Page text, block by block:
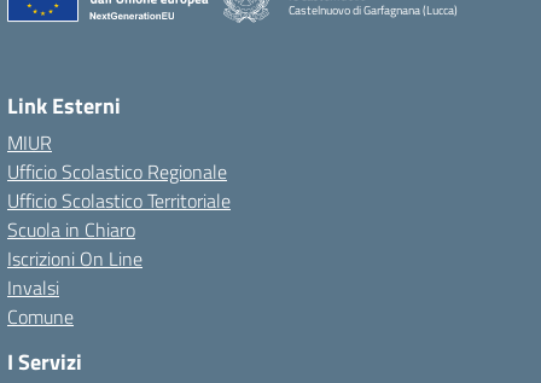
Castelnuovo di Garfagnana (Lucca)
Link Esterni
MIUR
Ufficio Scolastico Regionale
Ufficio Scolastico Territoriale
Scuola in Chiaro
Iscrizioni On Line
Invalsi
Comune
I Servizi